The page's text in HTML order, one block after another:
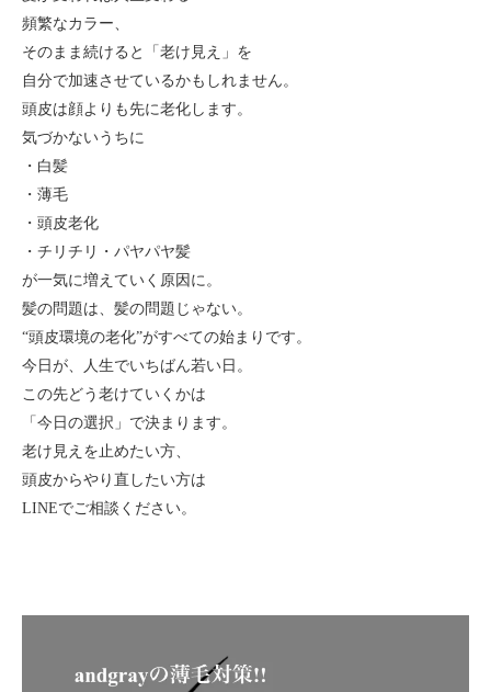
頻繁なカラー、
そのまま続けると「老け見え」を
自分で加速させているかもしれません。
頭皮は顔よりも先に老化します。
気づかないうちに
・白髪
・薄毛
・頭皮老化
・チリチリ・パヤパヤ髪
が一気に増えていく原因に。
髪の問題は、髪の問題じゃない。
“頭皮環境の老化”がすべての始まりです。
今日が、人生でいちばん若い日。
この先どう老けていくかは
「今日の選択」で決まります。
老け見えを止めたい方、
頭皮からやり直したい方は
LINEでご相談ください。